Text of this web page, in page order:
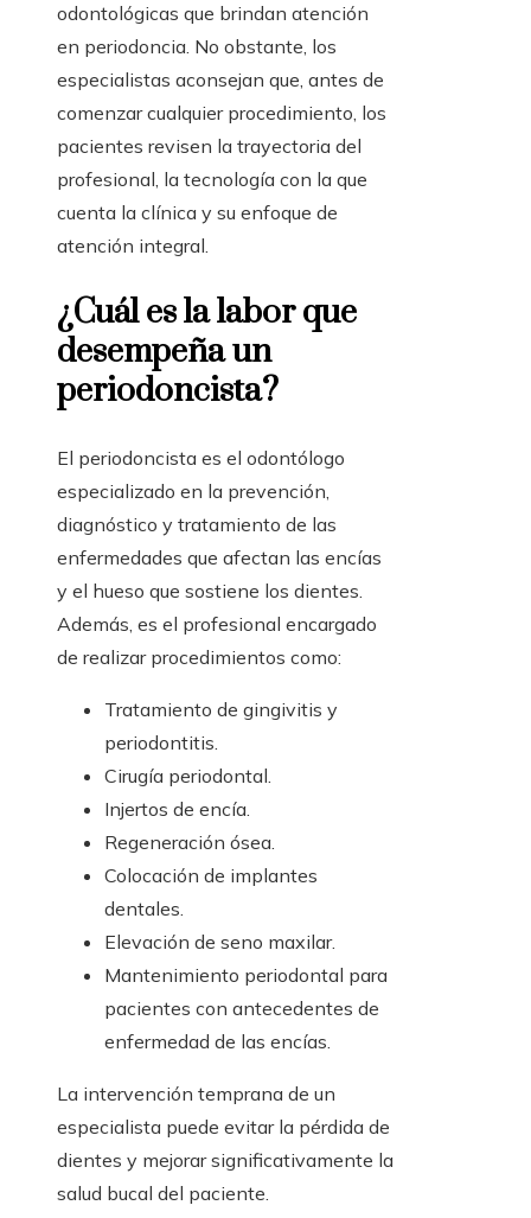
odontológicas que brindan atención
en periodoncia. No obstante, los
especialistas aconsejan que, antes de
comenzar cualquier procedimiento, los
pacientes revisen la trayectoria del
profesional, la tecnología con la que
cuenta la clínica y su enfoque de
atención integral.
¿Cuál es la labor que
desempeña un
periodoncista?
El periodoncista es el odontólogo
especializado en la prevención,
diagnóstico y tratamiento de las
enfermedades que afectan las encías
y el hueso que sostiene los dientes.
Además, es el profesional encargado
de realizar procedimientos como:
Tratamiento de gingivitis y
periodontitis.
Cirugía periodontal.
Injertos de encía.
Regeneración ósea.
Colocación de implantes
dentales.
Elevación de seno maxilar.
Mantenimiento periodontal para
pacientes con antecedentes de
enfermedad de las encías.
La intervención temprana de un
especialista puede evitar la pérdida de
dientes y mejorar significativamente la
salud bucal del paciente.